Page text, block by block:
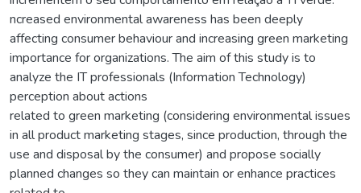
ncreased environmental awareness has been deeply
affecting consumer behaviour and increasing green marketing
importance for organizations. The aim of this study is to
analyze the IT professionals (Information Technology)
perception about actions
related to green marketing (considering environmental issues
in all product marketing stages, since production, through the
use and disposal by the consumer) and propose socially
planned changes so they can maintain or enhance practices